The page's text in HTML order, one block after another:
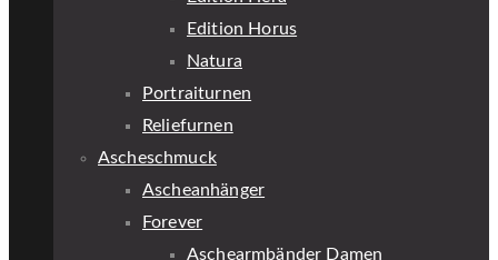
Edition Horus
Natura
Portraiturnen
Reliefurnen
Ascheschmuck
Ascheanhänger
Forever
Aschearmbänder Damen